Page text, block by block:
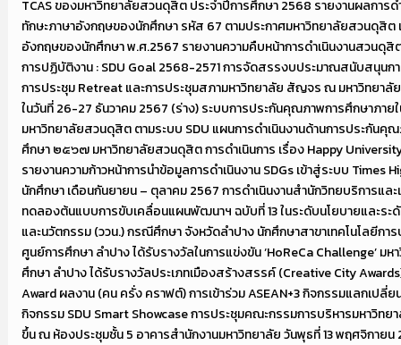
TCAS ของมหาวิทยาลัยสวนดุสิต ประจำปีการศึกษา 2568 รายงานผลการ
ทักษะภาษาอังกฤษของนักศึกษา รหัส 67 ตามประกาศมหาวิทยาลัยสวนดุสิต
อังกฤษของนักศึกษา พ.ศ.2567 รายงานความคืบหน้าการดำเนินงานสวนดุสิ
การปฏิบัติงาน : SDU Goal 2568-2571 การจัดสรรงบประมาณสนับสนุนก
การประชุม Retreat และการประชุมสภามหาวิทยาลัย สัญจร ณ มหาวิทยา
ในวันที่ 26-27 ธันวาคม 2567 (ร่าง) ระบบการประกันคุณภาพการศึกษาภา
มหาวิทยาลัยสวนดุสิต ตามระบบ SDU แผนการดำเนินงานด้านการประกันคุ
ศึกษา ๒๕๖๗ มหาวิทยาลัยสวนดุสิต การดำเนินการ เรื่อง Happy
รายงานความก้าวหน้าการนำข้อมูลการดำเนินงาน SDGs เข้าสู่ระบบ Times
นักศึกษา เดือนกันยายน – ตุลาคม 2567 การดำเนินงานสำนักวิทยบริการและ
ทดลองต้นแบบการขับเคลื่อนแผนพัฒนาฯ ฉบับที่ 13 ในระดับนโยบายและร
และนวัตกรรม (ววน.) กรณีศึกษา จังหวัดลำปาง นักศึกษาสาขาเทคโนโลยีกา
ศูนย์การศึกษา ลำปาง ได้รับรางวัลในการแข่งขัน ‘HoReCa Challenge’
ศึกษา ลำปาง ได้รับรางวัลประเภทเมืองสร้างสรรค์ (Creative City
Award ผลงาน (คน ครั่ง คราฟต์) การเข้าร่วม ASEAN+3 กิจกรรมแลกเปลี่
กิจกรรม SDU Smart Showcase การประชุมคณะกรรมการบริหารมหาวิท
ขึ้น ณ ห้องประชุมชั้น 5 อาคารสำนักงานมหาวิทยาลัย วันพุธที่ 13 พฤศจิกายน